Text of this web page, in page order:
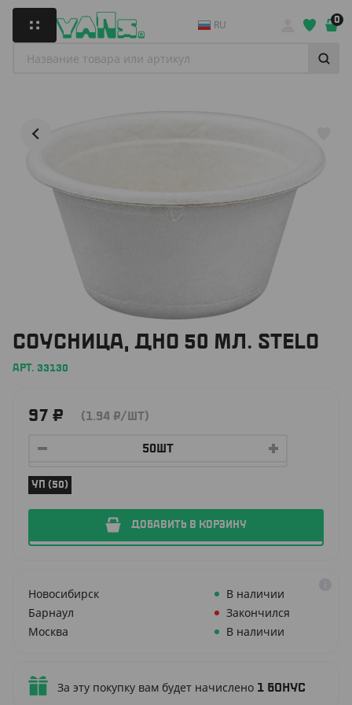
RU 0
СОУСНИЦА, ДНО 50 МЛ. STELO
АРТ. 33130
97 ₽ (1.94 ₽/ШТ)
УП (50)
ДОБАВИТЬ В КОРЗИНУ
Новосибирск
В наличии
Барнаул
Закончился
Москва
В наличии
За эту покупку вам будет начислено 1 бонус